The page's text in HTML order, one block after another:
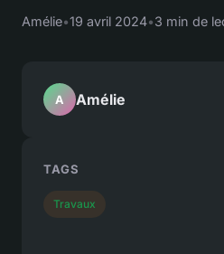
Amélie•19 avril 2024•3 min de
A Amélie
TAGS
Travaux